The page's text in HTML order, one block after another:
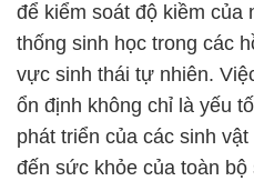
để kiểm soát độ kiềm của
thống sinh học trong các
vực sinh thái tự nhiên.
ổn định không chỉ là yếu
phát triển của các sinh
đến sức khỏe của toàn bộ